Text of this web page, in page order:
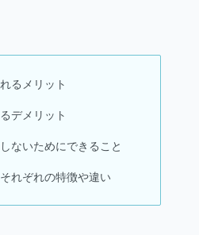
るメリット
デメリット
ないためにできること
れぞれの特徴や違い